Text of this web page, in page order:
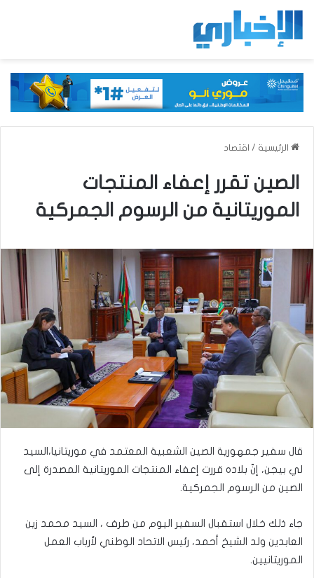
الرئيسية / اقتصاد
الصين تقرر إعفاء المنتجات
الموريتانية من الرسوم الجمركية
قال سفير جمهورية الصين الشعبية المعتمد في موريتانيا،السيد
لي بيجن، إنّ بلاده قررت إعفاء المنتجات الموريتانية المصدرة إلى
الصين من الرسوم الجمركية.
جاء ذلك خلال استقبال السفير اليوم من طرف ، السيد محمد زين
العابدين ولد الشيخ أحمد، رئيس الاتحاد الوطني لأرباب العمل
الموريتانيين.